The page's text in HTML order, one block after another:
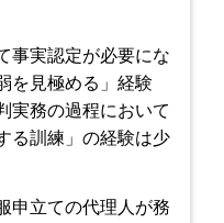
事実認定が必要にな
を見極める」経験
実務の過程において
る訓練」の経験は少
申立ての代理人が務